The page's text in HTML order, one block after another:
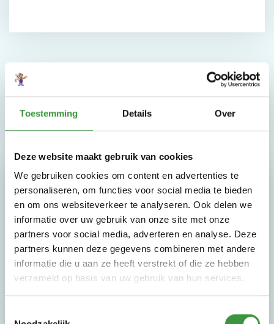
Toestemming Details Over
Deze website maakt gebruik van cookies
We gebruiken cookies om content en advertenties te
personaliseren, om functies voor social media te bieden
en om ons websiteverkeer te analyseren. Ook delen we
informatie over uw gebruik van onze site met onze
partners voor social media, adverteren en analyse. Deze
partners kunnen deze gegevens combineren met andere
informatie die u aan ze heeft verstrekt of die ze hebben
verzameld op basis van uw gebruik van hun services.
Peuterochtend
Omgeven door zachte matten, speelobjecten en
mini glijbanen kunnen dreumesen en peuters de
wereld van het lopen, rennen, vallen en opstaan bij
iedere peuter of dreumes.